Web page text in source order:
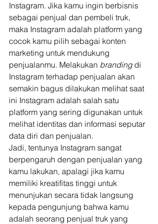
Instagram. Jika kamu ingin berbisnis
sebagai penjual dan pembeli truk,
maka Instagram adalah platform yang
cocok kamu pilih sebagai konten
marketing untuk mendukung
penjualanmu. Melakukan branding di
Instagram terhadap penjualan akan
semakin bagus dilakukan melihat saat
ini Instagram adalah salah satu
platform yang sering digunakan untuk
melihat identitas dan informasi seputar
data diri dan penjualan.
Jadi, tentunya Instagram sangat
berpengaruh dengan penjualan yang
kamu lakukan, apalagi jika kamu
memiliki kreatifitas tinggi untuk
menunjukan secara tidak langsung
kepada pengunjung bahwa kamu
adalah seorang penjual truk yang